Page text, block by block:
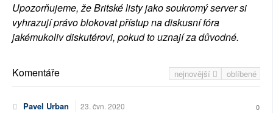
Upozorňujeme, že Britské listy jako soukromý server si
vyhrazují právo blokovat přístup na diskusní fóra
jakémukoliv diskutérovi, pokud to uznají za důvodné.
nejnovější oblíbené
Komentáře
Pavel Urban 23. čvn. 2020 0